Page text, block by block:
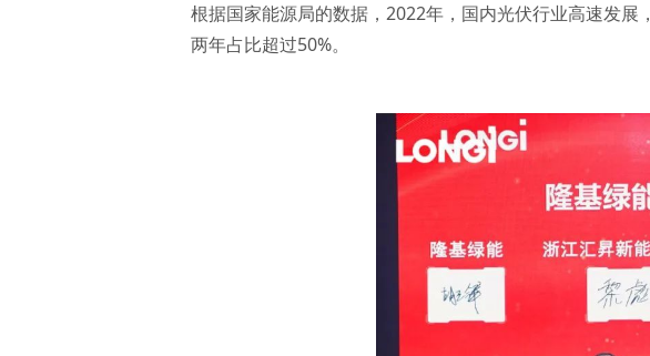
根据国家能源局的数据，2022年，国内光伏行业高速发
两年占比超过50%。